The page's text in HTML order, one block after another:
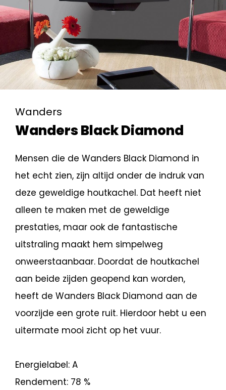
Wanders
Wanders Black Diamond
Mensen die de Wanders Black Diamond in
het echt zien, zijn altijd onder de indruk van
deze geweldige houtkachel. Dat heeft niet
alleen te maken met de geweldige
prestaties, maar ook de fantastische
uitstraling maakt hem simpelweg
onweerstaanbaar. Doordat de houtkachel
aan beide zijden geopend kan worden,
heeft de Wanders Black Diamond aan de
voorzijde een grote ruit. Hierdoor hebt u een
uitermate mooi zicht op het vuur.
Energielabel: A
Rendement: 78 %